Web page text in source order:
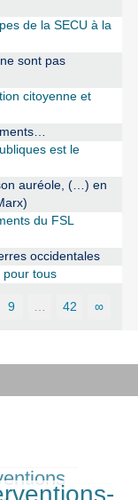
de la SECU à la
sont pas
citoyenne et
est le
auréole, (…) en
du FSL
occidentales
pour tous
9 42 ∞